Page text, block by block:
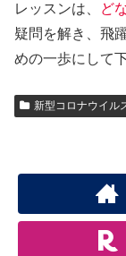
レッスンは、 ど
疑問を解き、飛
めの一歩にして
新型コロナウイル